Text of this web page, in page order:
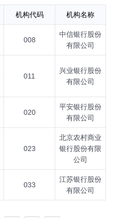
机构代码 机构名称
008
中信银行股份
有限公司
011
兴业银行股份
有限公司
020
平安银行股份
有限公司
023
北京农村商业
银行股份有限
公司
033
江苏银行股份
有限公司